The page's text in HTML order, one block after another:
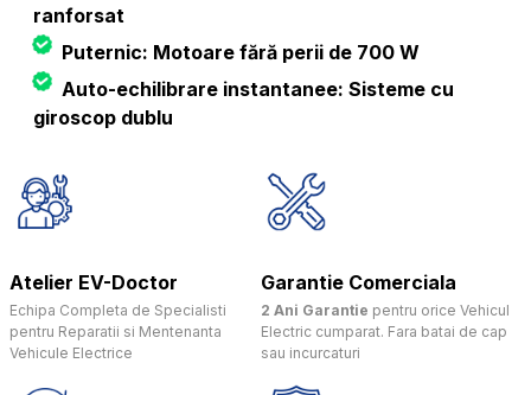
ranforsat
Puternic: Motoare fără perii de 700 W
Auto-echilibrare instantanee: Sisteme cu
giroscop dublu
Atelier EV-Doctor
Echipa Completa de Specialisti
pentru Reparatii si Mentenanta
Vehicule Electrice
Garantie Comerciala
2 Ani Garantie pentru orice Vehicul
Electric cumparat. Fara batai de cap
sau incurcaturi